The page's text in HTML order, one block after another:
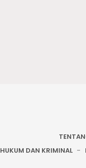
HUKUM DAN KRIMINAL